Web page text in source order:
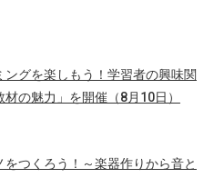
グを楽しもう！学習者の興味関
の魅力」を開催（8月10日）
つくろう！～楽器作りから音と